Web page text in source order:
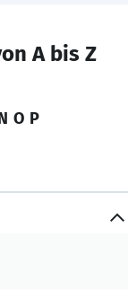
A bis Z
O P